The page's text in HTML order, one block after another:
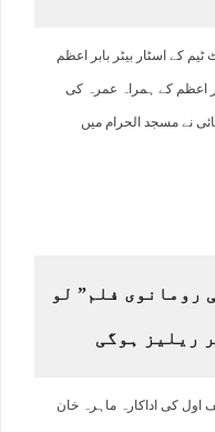
کے اسٹار بیٹر بابر اعظم
اعظم کے ہمراہ عمرہ کی
نے مسجد الحرام میں
رومانوی فلم” لو
ریلیز ہوگی
اول کی اداکارہ ماہرہ خان